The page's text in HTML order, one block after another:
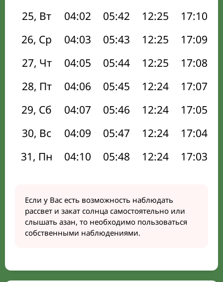
25, Вт
04:02 05:42 12:25 17:10
26, Ср
04:03 05:43 12:25 17:09
27, Чт
04:05 05:44 12:25 17:08
28, Пт
04:06 05:45 12:24 17:07
29, Сб
04:07 05:46 12:24 17:05
30, Вс
04:09 05:47 12:24 17:04
31, Пн
04:10 05:48 12:24 17:03
Если у Вас есть возможность наблюдать
рассвет и закат солнца самостоятельно или
слышать азан, то необходимо пользоваться
собственными наблюдениями.